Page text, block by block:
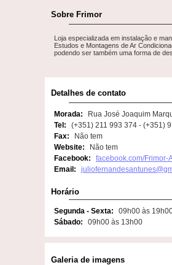
Sobre Frimor
Loja especializada em instalação e
Estudos e Montagens de Ar
podendo ser também uma forma de
Detalhes de contato
Morada:
Rua José Joaquim
Tel:
(+351) 211 993 374 - (+351)
Fax:
Não tem
Website:
Não tem
Facebook:
facebook.com/Frimor-
Email:
Horário
Segunda - Sexta:
09h00 às
Sábado:
09h00 às 13h00
Galeria de imagens